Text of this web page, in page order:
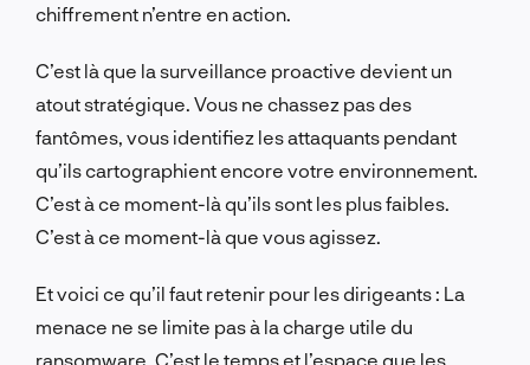
chiffrement n’entre en action.
C’est là que la surveillance proactive devient un
atout stratégique. Vous ne chassez pas des
fantômes, vous identifiez les attaquants pendant
qu’ils cartographient encore votre environnement.
C’est à ce moment-là qu’ils sont les plus faibles.
C’est à ce moment-là que vous agissez.
Et voici ce qu’il faut retenir pour les dirigeants : La
menace ne se limite pas à la charge utile du
ransomware. C’est le temps et l’espace que les